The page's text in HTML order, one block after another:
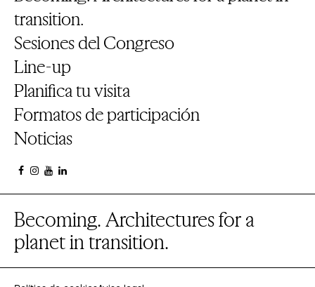
transition.
Sesiones del Congreso
Line-up
Planifica tu visita
Formatos de participación
Noticias
Becoming. Architectures for a
planet in transition.